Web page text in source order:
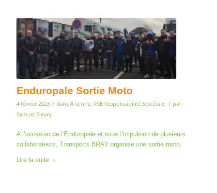
Enduropale Sortie Moto
4 février 2023 / dans A la une, RSE Responsabilité Sociétale / par
Samuel Fleury
A l’occasion de l’Enduropale et sous l’impulsion de plusieurs
collaborateurs, Transports BRAY organise une sortie moto.
Lire la suite